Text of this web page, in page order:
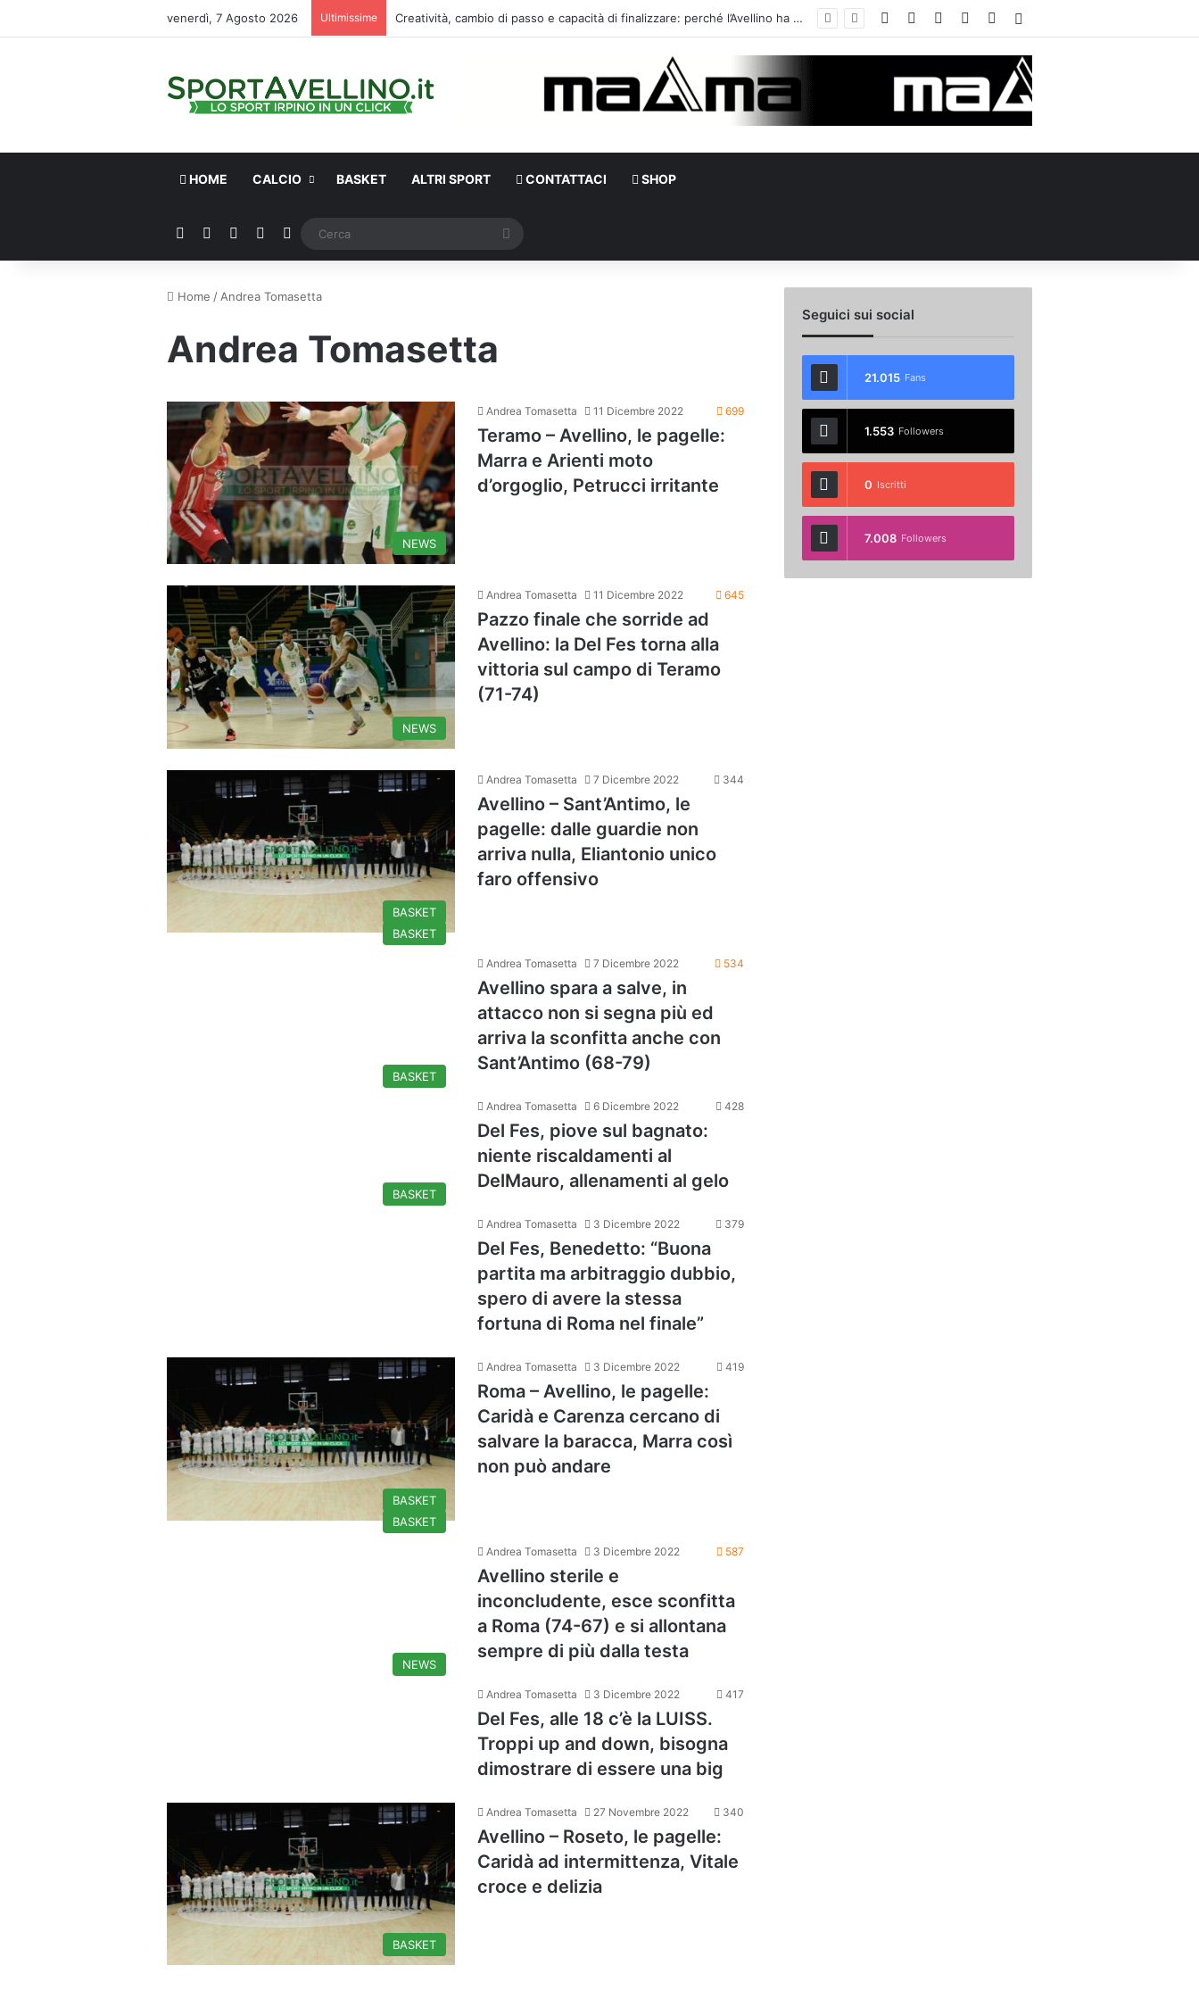
venerdì, 7 Agosto 2026 Ultimissime Calciomercato, Di Nardo piace al Pafos: c’è un intreccio con l’Avellino Facebook You TubeInstagramWhatsApp
HOME CALCIO BASKET ALTRI SPORT CONTATTACI SHOP
Facebook You TubeInstagram
WhatsApp Cerca
Home / Andrea Tomasetta
Andrea Tomasetta
NEWS
Andrea Tomasetta 11 Dicembre 2022 699
Teramo – Avellino, le pagelle:
Marra e Arienti moto
d’orgoglio, Petrucci irritante
NEWS
Andrea Tomasetta 11 Dicembre 2022 645
Pazzo finale che sorride ad
Avellino: la Del Fes torna alla
vittoria sul campo di Teramo
(71-74)
BASKET
Andrea Tomasetta 7 Dicembre 2022 344
Avellino – Sant’Antimo, le
pagelle: dalle guardie non
arriva nulla, Eliantonio unico
faro offensivo
BASKET
Andrea Tomasetta 7 Dicembre 2022 534
Avellino spara a salve, in
attacco non si segna più ed
arriva la sconfitta anche con
Sant’Antimo (68-79)
BASKET
Andrea Tomasetta 6 Dicembre 2022 428
Del Fes, piove sul bagnato:
niente riscaldamenti al
DelMauro, allenamenti al gelo
BASKET
Andrea Tomasetta 3 Dicembre 2022 379
Del Fes, Benedetto: “Buona
partita ma arbitraggio dubbio,
spero di avere la stessa
fortuna di Roma nel finale”
BASKET
Andrea Tomasetta 3 Dicembre 2022 419
Roma – Avellino, le pagelle:
Caridà e Carenza cercano di
salvare la baracca, Marra così
non può andare
BASKET
Andrea Tomasetta 3 Dicembre 2022 587
Avellino sterile e
inconcludente, esce sconfitta
a Roma (74-67) e si allontana
sempre di più dalla testa
NEWS
Andrea Tomasetta 3 Dicembre 2022 417
Del Fes, alle 18 c’è la LUISS.
Troppi up and down, bisogna
dimostrare di essere una big
BASKET
Andrea Tomasetta 27 Novembre 2022 340
Avellino – Roseto, le pagelle:
Caridà ad intermittenza, Vitale
croce e delizia
Seguici sui social
21.015 Fans
1.553 Followers
0 Iscritti
7.008 Followers